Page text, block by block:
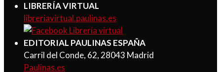
LIBRERÍA VIRTUAL
libreriavirtual.paulinas.es
EDITORIAL PAULINAS ESPAÑA
Carril del Conde, 62, 28043 Madrid
Paulinas.es